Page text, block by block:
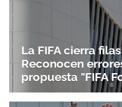
La FIFA cierra
Reconocen
propuesta "FIFA